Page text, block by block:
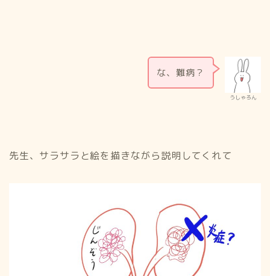
うしゃろん
な、難病？
先生、サラサラと絵を描きながら説明してくれて